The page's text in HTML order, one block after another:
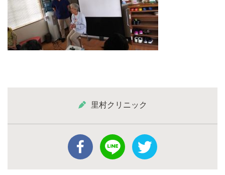
里村クリニック